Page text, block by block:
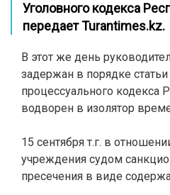
Уголовного кодекса
передаетTurantimes.kz.
В этот же день
задержан в порядке
процессуального кодекса
водворен в изолятор
15 сентября т.г. в
учреждения судом
пресечения в виде